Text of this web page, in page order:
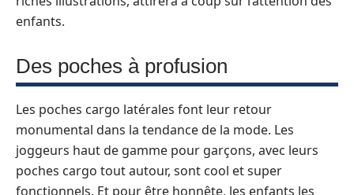
enfants.
Des poches à profusion
Les poches cargo latérales font leur retour
monumental dans la tendance de la mode. Les
joggeurs haut de gamme pour garçons, avec leurs
poches cargo tout autour, sont cool et super
fonctionnels. Et pour être honnête, les enfants les